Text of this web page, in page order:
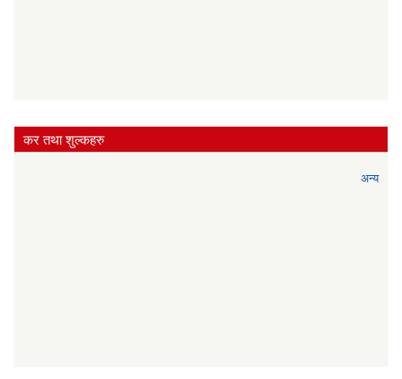
कर तथा शुल्कहरु
अन्य